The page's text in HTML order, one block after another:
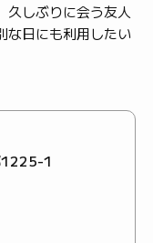
久しぶりに会う友人
な日にも利用したい
1225-1